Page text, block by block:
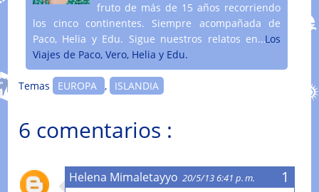
fruto de más de 15 años recorriendo
los cinco continentes. Siempre acompañada de
Paco, Helia y Edu. Sigue nuestros relatos en....
Los
Viajes de Paco, Vero, Helia y Edu.
Temas EUROPA , ISLANDIA
6 comentarios :
Helena Mimaletayyo 20/5/13 6:41 p. m.